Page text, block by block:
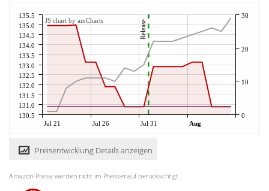
Jul 21 Jul 26 Jul 31 Aug
Release
130.5
131.0
131.5
132.0
132.5
133.0
133.5
134.0
134.5
135.0
135.5
0
10
20
30
JS chart by amCharts
Preisentwicklung Details anzeigen
Amazon-Preise werden nicht im Preisverlauf berücksichtigt.